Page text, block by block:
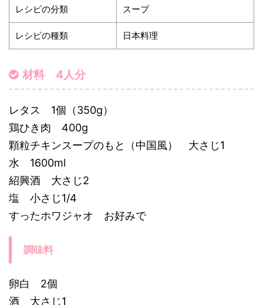
レシピの分類 スープ
レシピの種類 日本料理
材料 4人分
レタス 1個（350g）
鶏ひき肉 400g
顆粒チキンスープのもと（中国風） 大さじ1
水 1600ml
紹興酒 大さじ2
塩 小さじ1/4
すったホワジャオ お好みで
調味料
卵白 2個
酒 大さじ1